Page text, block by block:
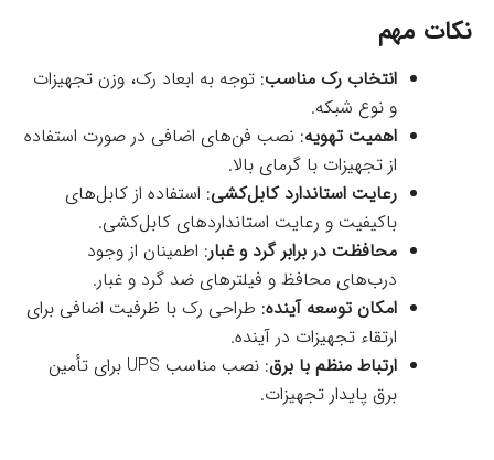
نکات مهم
انتخاب رک مناسب: توجه به ابعاد رک، وزن تجهیزات
و نوع شبکه.
اهمیت تهویه: نصب فن‌های اضافی در صورت استفاده
از تجهیزات با گرمای بالا.
رعایت استاندارد کابل‌کشی: استفاده از کابل‌های
باکیفیت و رعایت استانداردهای کابل‌کشی.
محافظت در برابر گرد و غبار: اطمینان از وجود
درب‌های محافظ و فیلترهای ضد گرد و غبار.
امکان توسعه آینده: طراحی رک با ظرفیت اضافی برای
ارتقاء تجهیزات در آینده.
ارتباط منظم با برق
: نصب مناسب UPS برای تأمین
برق پایدار تجهیزات.